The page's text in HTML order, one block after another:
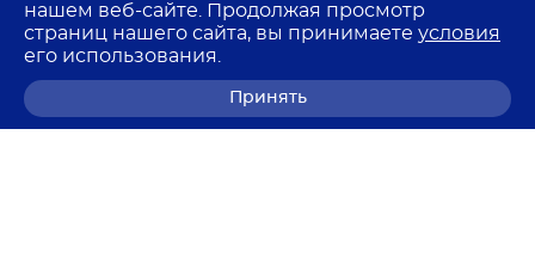
нашем веб-сайте. Продолжая просмотр
страниц нашего сайта, вы принимаете условия
его использования.
Принять